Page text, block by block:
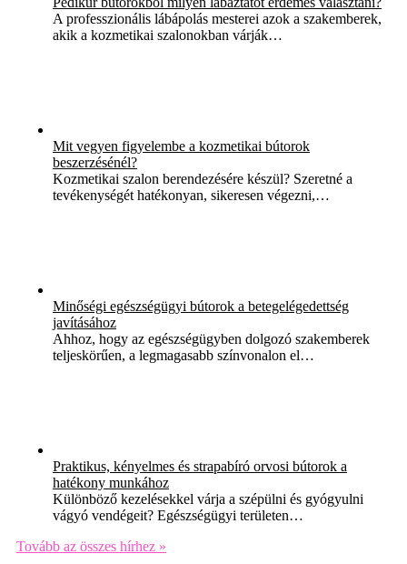
A professzionális lábápolás mesterei azok a szakemberek,
akik a kozmetikai szalonokban várják…
Mit vegyen figyelembe a kozmetikai bútorok
beszerzésénél?
Kozmetikai szalon berendezésére készül? Szeretné a
tevékenységét hatékonyan, sikeresen végezni,…
Minőségi egészségügyi bútorok a betegelégedettség
javításához
Ahhoz, hogy az egészségügyben dolgozó szakemberek
teljeskörűen, a legmagasabb színvonalon el…
Praktikus, kényelmes és strapabíró orvosi bútorok a
hatékony munkához
Különböző kezelésekkel várja a szépülni és gyógyulni
vágyó vendégeit? Egészségügyi területen…
Tovább az összes hírhez »